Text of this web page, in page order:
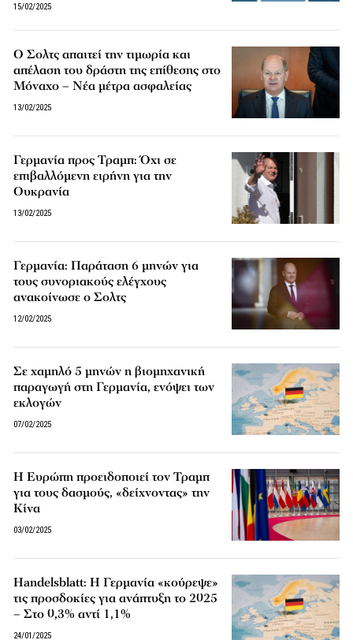
15/02/2025
Ο Σολτς απαιτεί την τιμωρία και
απέλαση του δράστη της επίθεσης στο
Μόναχο – Νέα μέτρα ασφαλείας
13/02/2025
Γερμανία προς Τραμπ: Όχι σε
επιβαλλόμενη ειρήνη για την
Ουκρανία
13/02/2025
Γερμανία: Παράταση 6 μηνών για
τους συνοριακούς ελέγχους
ανακοίνωσε ο Σολτς
12/02/2025
Σε χαμηλό 5 μηνών η βιομηχανική
παραγωγή στη Γερμανία, ενόψει των
εκλογών
07/02/2025
Η Ευρώπη προειδοποιεί τον Τραμπ
για τους δασμούς, «δείχνοντας» την
Κίνα
03/02/2025
Handelsblatt: Η Γερμανία «κούρεψε»
τις προσδοκίες για ανάπτυξη το 2025
– Στο 0,3% αντί 1,1%
24/01/2025